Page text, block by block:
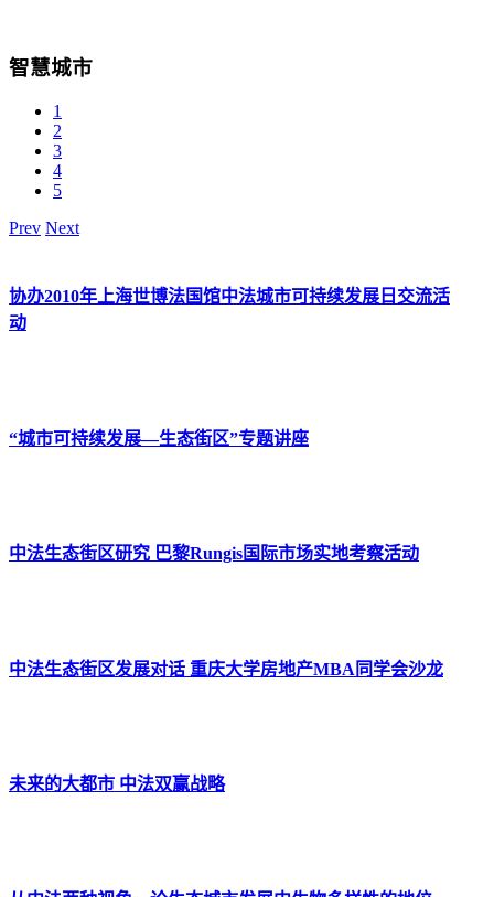
智慧城市
1
2
3
4
5
Prev Next
协办2010年上海世博法国馆中法城市可持续发展日交流活
动
“城市可持续发展—生态街区”专题讲座
中法生态街区研究 巴黎Rungis国际市场实地考察活动
中法生态街区发展对话 重庆大学房地产MBA同学会沙龙
未来的大都市 中法双赢战略